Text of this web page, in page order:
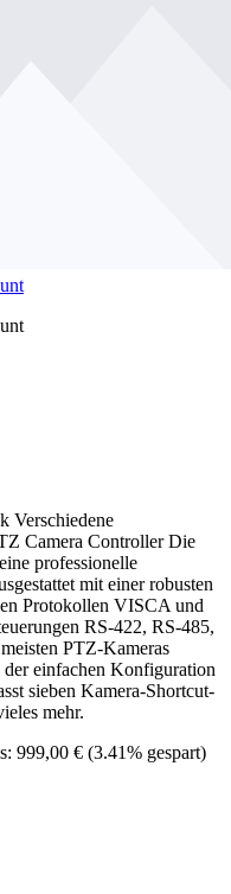
Verschiedene
Camera Controller Die
professionelle
mit einer robusten
Protokollen VISCA und
RS-422, RS-485,
PTZ-Kameras
einfachen Konfiguration
sieben Kamera-Shortcut-
mehr.
999,00 € (3.41% gespart)